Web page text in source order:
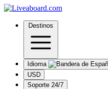
Destinos
Idioma
USD
Soporte 24/7